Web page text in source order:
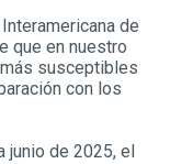
de
que en nuestro
susceptibles
con los
junio de 2025, el